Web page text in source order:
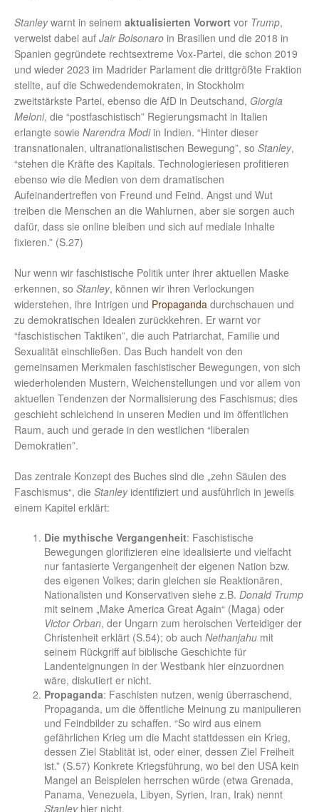
Stanleywarnt in seinem aktualisierten Vorwort vor Trump,
verweist dabei auf Jair Bolsonaro in Brasilien und die 2018 in
Spanien gegründete rechtsextreme Vox-Partei, die schon 2019
und wieder 2023 im Madrider Parlament die drittgrößte Fraktion
stellte, auf die Schwedendemokraten, in Stockholm
zweitstärkste Partei, ebenso die AfD in Deutschand, Giorgia
Meloni, die “postfaschistisch” Regierungsmacht in Italien
erlangte sowie Narendra Modi in Indien. “Hinter dieser
transnationalen, ultranationalistischen Bewegung”, so Stanley,
“stehen die Kräfte des Kapitals. Technologieriesen profitieren
ebenso wie die Medien von dem dramatischen
Aufeinandertreffen von Freund und Feind. Angst und Wut
treiben die Menschen an die Wahlurnen, aber sie sorgen auch
dafür, dass sie online bleiben und sich auf mediale Inhalte
fixieren.” (S.27)
Nur wenn wir faschistische Politik unter ihrer aktuellen Maske
erkennen, so Stanley, können wir ihren Verlockungen
widerstehen, ihre Intrigen und Propaganda durchschauen und
zu demokratischen Idealen zurückkehren. Er warnt vor
“faschistischen Taktiken”, die auch Patriarchat, Familie und
Sexualität einschließen. Das Buch handelt von den
gemeinsamen Merkmalen faschistischer Bewegungen, von sich
wiederholenden Mustern, Weichenstellungen und vor allem von
aktuellen Tendenzen der Normalisierung des Faschismus; dies
geschieht schleichend in unseren Medien und im öffentlichen
Raum, auch und gerade in den westlichen “liberalen
Demokratien”.
Das zentrale Konzept des Buches sind die „zehn Säulen des
Faschismus“, die Stanleyidentifiziert und ausführlich in jeweils
einem Kapitel erklärt:
Die mythische Vergangenheit: Faschistische
Bewegungen glorifizieren eine idealisierte und vielfacht
nur fantasierte Vergangenheit der eigenen Nation bzw.
des eigenen Volkes; darin gleichen sie Reaktionären,
Nationalisten und Konservativen siehe z.B. Donald Trump
mit seinem „Make America Great Again“ (Maga) oder
Victor Orban, der Ungarn zum heroischen Verteidiger der
Christenheit erklärt (S.54); ob auch Nethanjahu mit
seinem Rückgriff auf biblische Geschichte für
Landenteignungen in der Westbank hier einzuordnen
wäre, diskutiert er nicht.
Propaganda: Faschisten nutzen, wenig überraschend,
Propaganda, um die öffentliche Meinung zu manipulieren
und Feindbilder zu schaffen. “So wird aus einem
gefährlichen Krieg um die Macht stattdessen ein Krieg,
dessen Ziel Stablität ist, oder einer, dessen Ziel Freiheit
ist.” (S.57) Konkrete Kriegsführung, wo bei den USA kein
Mangel an Beispielen herrschen würde (etwa Grenada,
Panama, Venezuela, Libyen, Syrien, Iran, Irak) nennt
Stanleyhier nicht.